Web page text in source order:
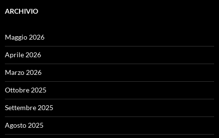
ARCHIVIO
Maggio 2026
Aprile 2026
Marzo 2026
Ottobre 2025
Settembre 2025
Agosto 2025